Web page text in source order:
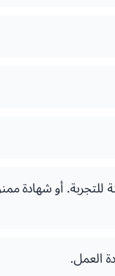
للتجربة. أو
العمل.